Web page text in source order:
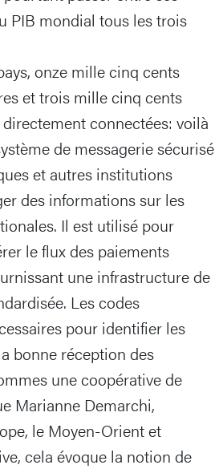
PIB mondial tous les trois
onze mille cinq cents
et trois mille cinq cents
connectées: voilà
de messagerie sécurisé
et autres institutions
des informations sur les
Il est utilisé pour
le flux des paiements
une infrastructure de
Les codes
pour identifier les
bonne réception des
une coopérative de
Marianne Demarchi,
le Moyen-Orient et
cela évoque la notion de